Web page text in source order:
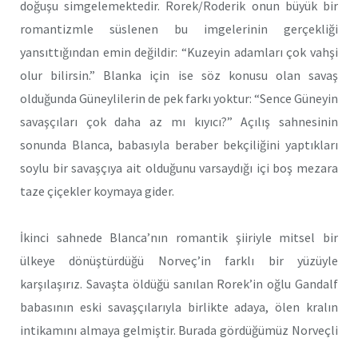
doğuşu simgelemektedir. Rorek/Roderik onun büyük bir
romantizmle süslenen bu imgelerinin gerçekliği
yansıttığından emin değildir: “Kuzeyin adamları çok vahşi
olur bilirsin.” Blanka için ise söz konusu olan savaş
olduğunda Güneylilerin de pek farkı yoktur: “Sence Güneyin
savaşçıları çok daha az mı kıyıcı?” Açılış sahnesinin
sonunda Blanca, babasıyla beraber bekçiliğini yaptıkları
soylu bir savaşçıya ait olduğunu varsaydığı içi boş mezara
taze çiçekler koymaya gider.
İkinci sahnede Blanca’nın romantik şiiriyle mitsel bir
ülkeye dönüştürdüğü Norveç’in farklı bir yüzüyle
karşılaşırız. Savaşta öldüğü sanılan Rorek’in oğlu Gandalf
babasının eski savaşçılarıyla birlikte adaya, ölen kralın
intikamını almaya gelmiştir. Burada gördüğümüz Norveçli